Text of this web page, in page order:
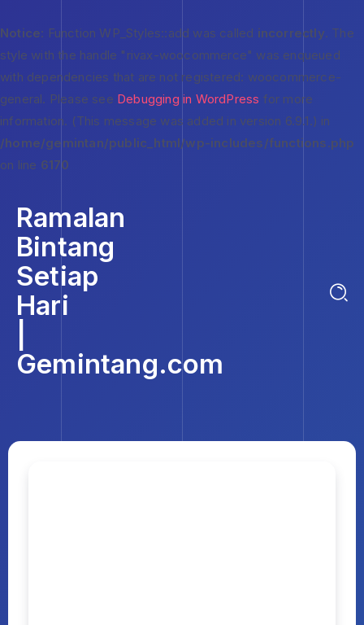
Notice: Function WP_Styles::add was called incorrectly. The
style with the handle "rivax-woocommerce" was enqueued
with dependencies that are not registered: woocommerce-
general. Please see Debugging in WordPress for more
information. (This message was added in version 6.9.1.) in
/home/gemintan/public_html/wp-includes/functions.php
on line 6170
Ramalan
Bintang
Setiap
Hari
Gemintang.com